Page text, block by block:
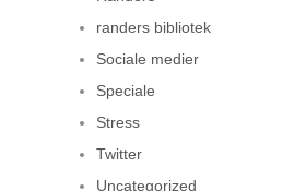
randers bibliotek
Sociale medier
Speciale
Stress
Twitter
Uncategorized